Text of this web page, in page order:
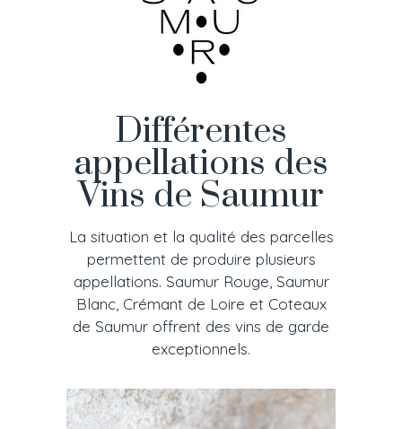
Différentes
appellations des
Vins de Saumur
La situation et la qualité des parcelles
permettent de produire plusieurs
appellations. Saumur Rouge, Saumur
Blanc, Crémant de Loire et Coteaux
de Saumur offrent des vins de garde
exceptionnels.